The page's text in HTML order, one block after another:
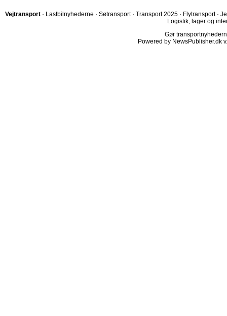
Vejtransport · Lastbilnyhederne · Søtransport · Transport 2025 · Flytransport ·
Logistik, lager og
Gør
Powered by NewsPublisher.dk